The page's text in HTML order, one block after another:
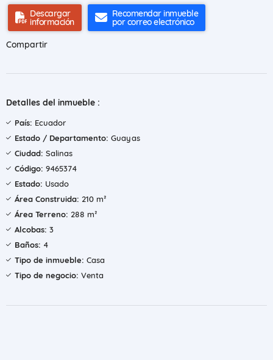
Descargar
información
Recomendar inmueble
por correo electrónico
Compartir
Detalles del inmueble :
País: Ecuador
Estado / Departamento: Guayas
Ciudad: Salinas
Código: 9465374
Estado: Usado
Área Construida: 210 m²
Área Terreno: 288 m²
Alcobas: 3
Baños: 4
Tipo de inmueble: Casa
Tipo de negocio: Venta